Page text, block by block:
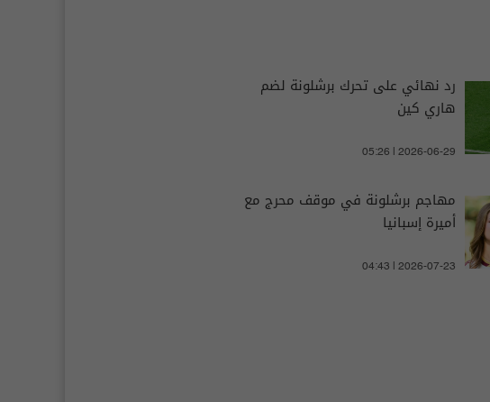
رد نهائي على تحرك برشلونة لضم
هاري كين
05:26 | 2026-06-29
مهاجم برشلونة في موقف محرج مع
أميرة إسبانيا
04:43 | 2026-07-23